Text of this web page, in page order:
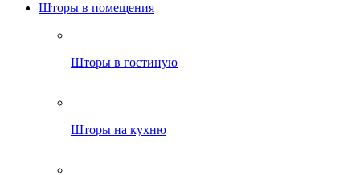
Шторы в помещения
Шторы в гостиную
Шторы на кухню